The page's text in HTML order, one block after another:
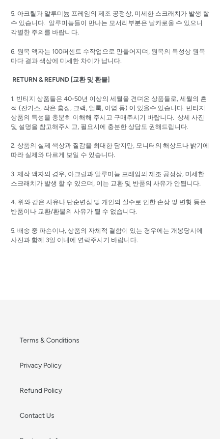
5. 아크릴과 알루미늄 프레임의 제조 공정상, 미세한 스크래치가 발생 할
수 있습니다. 알루미늄들이 만나는 모서리부분은 날카로울 수 있으니
각별한 주의를 바랍니다.
6. 원목 액자는 100퍼센트 수작업으로 만들어지며, 원목의 특성상 원목
마다 결과 색상에 미세한 차이가 납니다.
RETURN & REFUND [교환 및 환불]
1. 빈티지 상품들은 40-50년 이상의 세월을 견뎌온 상품들로, 세월의 흔
적 (잔기스, 작은 흠집, 크랙, 얼룩, 이염 등) 이 있을수 있습니다. 빈티지
상품의 특성을 충분히 이해해 주시고 구매주시기 바랍니다. 상세 사진
및 설명을 참고해주시고, 필요시에 충분한 상담도 권해드립니다.
2. 상품의 실제 색상과 질감을 최대한 담지만, 모니터의 해상도나 밝기에
따라 실제와 다르게 보일 수 있습니다.
3. 제작 액자의 경우, 아크릴과 알루미늄 프레임의 제조 공정상, 미세한
스크래치가 발생 할 수 있으며, 이는 교환 및 반품의 사유가 안됩니다.
4. 위와 같은 사유나 단순변심 및 개인의 실수로 인한 손상 및 변형 등은
반품이나 교환/환불의 사유가 될 수 없습니다.
5. 배송 중 파손이나, 상품의 자체적 결함이 있는 경우에는 개봉당시에
사진과 함께 3일 이내에 연락주시기 바랍니다.
Terms & Conditions
Privacy Policy
Refund Policy
Contact Us